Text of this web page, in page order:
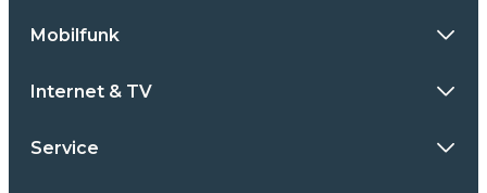
Mobilfunk
Internet & TV
Service